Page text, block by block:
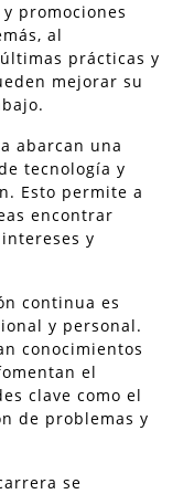
promociones
al
prácticas y
mejorar su
abarcan una
tecnología y
Esto permite a
encontrar
y
continua es
y personal.
conocimientos
el
clave como el
de problemas y
se